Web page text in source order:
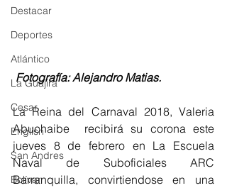
Destacar
Deportes
Atlántico
La Guajira
Cesar
English
San Andres
Bolívar
Fotografía: Alejandro Matias.
La Reina del Carnaval 2018, Valeria
Abuchaibe  recibirá su corona este
jueves 8 de febrero en La Escuela
Naval de Suboficiales ARC
Barranquilla, convirtiendose en una